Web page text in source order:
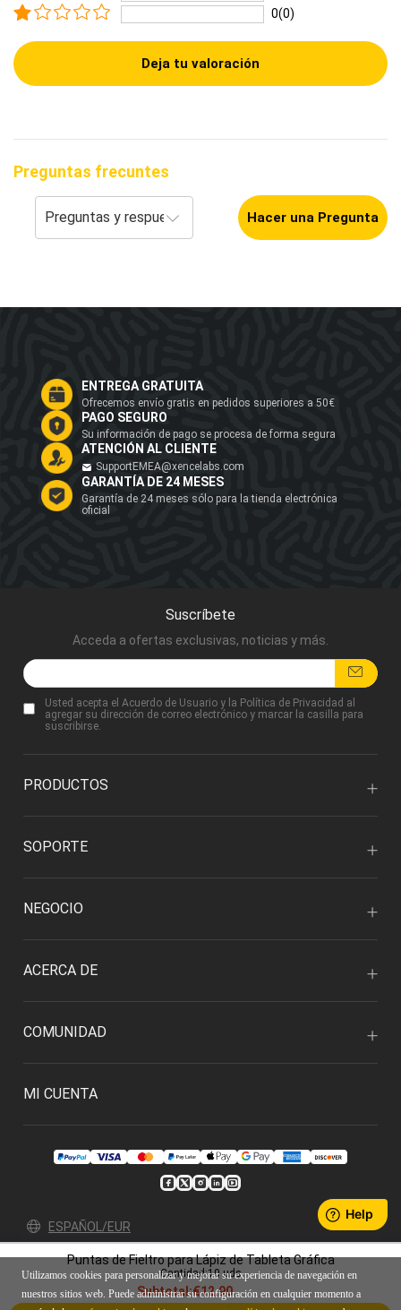
Puntas de Fieltro para Lápiz de Tableta Gráfica
Cantidad:10 uds
Subtotal:€12,90
0(0)
Deja tu valoración
Preguntas frecuntes
Hacer una Pregunta
ENTREGA GRATUITA
Ofrecemos envío gratis en pedidos superiores a 50€
PAGO SEGURO
Su información de pago se procesa de forma segura
ATENCIÓN AL CLIENTE
SupportEMEA@xencelabs.com
GARANTÍA DE 24 MESES
Garantía de 24 meses sólo para la tienda electrónica
oficial
Suscríbete
Acceda a ofertas exclusivas, noticias y más.
Usted acepta el Acuerdo de Usuario y la Política de Privacidad al
agregar su dirección de correo electrónico y marcar la casilla para
suscribirse.
PRODUCTOS
SOPORTE
NEGOCIO
ACERCA DE
COMUNIDAD
MI CUENTA
ESPAÑOL/EUR
Política de privacidad
Condiciones de uso
© 2026 Xencelabs Technologies Ltd. All Rights Reserved.
Utilizamos cookies para personalizar y mejorar su experiencia de navegación en
nuestros sitios web. Puede administrar su configuración en cualquier momento a